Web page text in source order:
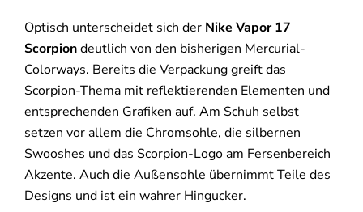
Optisch unterscheidet sich der Nike Vapor 17
Scorpiondeutlich von den bisherigen Mercurial-
Colorways. Bereits die Verpackung greift das
Scorpion-Thema mit reflektierenden Elementen und
entsprechenden Grafiken auf. Am Schuh selbst
setzen vor allem die Chromsohle, die silbernen
Swooshes und das Scorpion-Logo am Fersenbereich
Akzente. Auch die Außensohle übernimmt Teile des
Designs und ist ein wahrer Hingucker.